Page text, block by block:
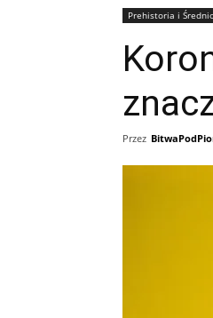
Prehistoria i
Przez